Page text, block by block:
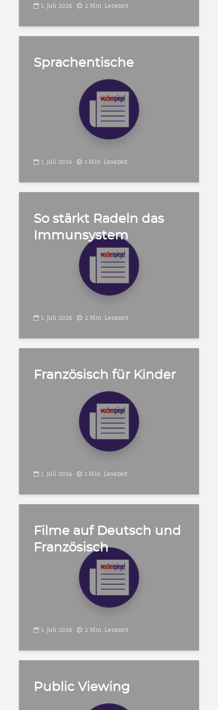
1. Juli 2026 2 Min. Lesezeit
Sprachentische
1. Juli 2026 1 Min. Lesezeit
So stärkt Radeln das
Immunsystem
1. Juli 2026 2 Min. Lesezeit
Französisch für Kinder
1. Juli 2026 1 Min. Lesezeit
Filme auf Deutsch und
Französisch
1. Juli 2026 2 Min. Lesezeit
Public Viewing